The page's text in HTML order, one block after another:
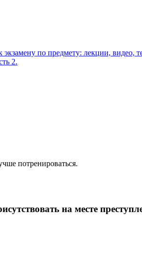
экзамену по предмету: лекции, видео,
2.
потренироваться.
на месте